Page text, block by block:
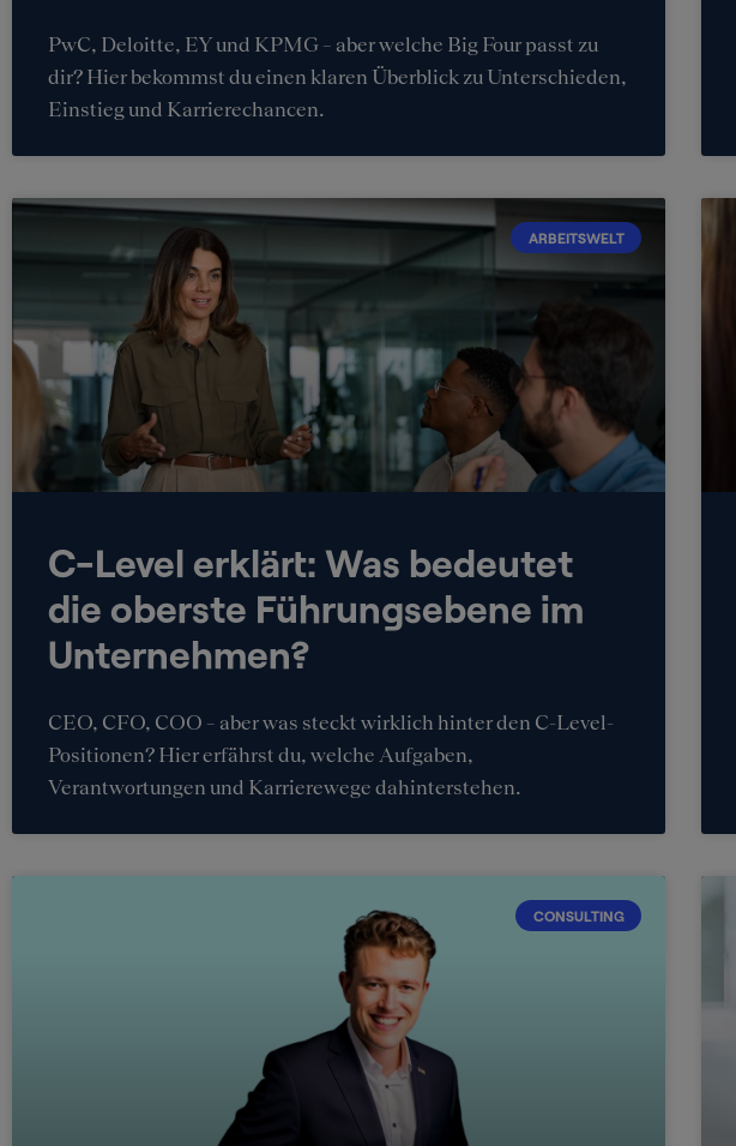
PwC, Deloitte, EY und KPMG – aber welche Big Four passt zu
dir? Hier bekommst du einen klaren Überblick zu Unterschieden,
Einstieg und Karrierechancen.
ARBEITSWELT
C-Level erklärt: Was bedeutet
die oberste Führungsebene im
Unternehmen?
CEO, CFO, COO – aber was steckt wirklich hinter den C-Level-
Positionen? Hier erfährst du, welche Aufgaben,
Verantwortungen und Karrierewege dahinterstehen.
CONSULTING